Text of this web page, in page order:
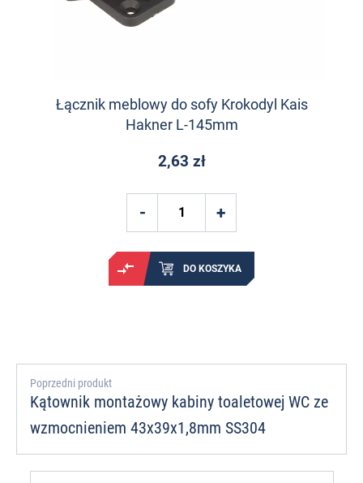
Łącznik meblowy do sofy Krokodyl Kais
Hakner L-145mm
2,63 zł
DO KOSZYKA
Poprzedni produkt
Kątownik montażowy kabiny toaletowej WC ze
wzmocnieniem 43x39x1,8mm SS304